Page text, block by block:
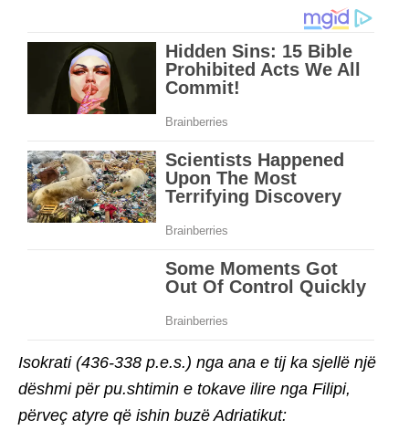
Isokrati (436-338 p.e.s.) nga ana e tij ka sjellë një
dëshmi për pu.shtimin e tokave ilire nga Filipi,
përveç atyre që ishin buzë Adriatikut: